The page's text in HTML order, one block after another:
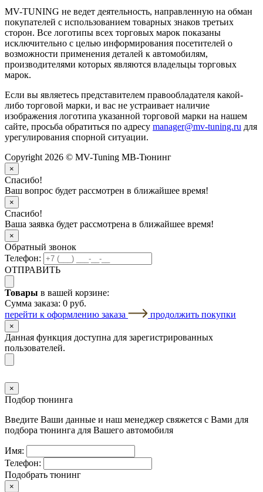
MV-TUNING не ведет деятельность, направленную на обман
покупателей с использованием товарных знаков третьих
сторон. Все логотипы всех торговых марок показаны
исключительно с целью информирования посетителей о
возможности применения деталей к автомобилям,
производителями которых являются владельцы торговых
марок.
Если вы являетесь представителем правообладателя какой-
либо торговой марки, и вас не устраивает наличие
изображения логотипа указанной торговой марки на нашем
сайте, просьба обратиться по адресу manager@mv-tuning.ru для
урегулирования спорной ситуации.
Copyright 2026 © MV-Tuning МВ-Тюнинг
×
Спасибо!
Ваш вопрос будет рассмотрен в ближайшее время!
×
Спасибо!
Ваша заявка будет рассмотрена в ближайшее время!
×
Обратный звонок
Телефон:
ОТПРАВИТЬ
Товары в вашей корзине:
Сумма заказа: 0 руб.
перейти к оформлению заказа
продолжить покупки
×
Данная функция доступна для зарегистрированных
пользователей.
×
Подбор тюнинга
Введите Ваши данные и наш менеджер свяжется с Вами для
подбора тюнинга для Вашего автомобиля
Имя:
Телефон:
Подобрать тюнинг
×